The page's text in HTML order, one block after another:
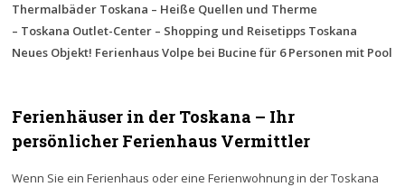
Thermalbäder Toskana – Heiße Quellen und Therme
– Toskana Outlet-Center – Shopping und Reisetipps Toskana
Neues Objekt! Ferienhaus Volpe bei Bucine für 6 Personen mit Pool
Ferienhäuser in der Toskana – Ihr
persönlicher Ferienhaus Vermittler
Wenn Sie ein Ferienhaus oder eine Ferienwohnung in der Toskana